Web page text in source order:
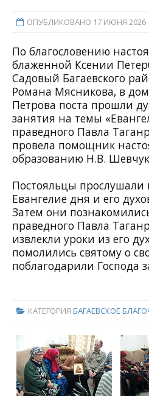
ОПУБЛИКОВАНО 17 ИЮНЯ 2026
По благословению
блаженной Ксении
Садовый Багаевского
Романа Мясникова, в
Петрова поста прошли
занятия на темы
праведного Павла
провела помощник
образованию Н.В.
Постояльцы прослушали
Евангелие дня и его
Затем они
праведного Павла
извлекли уроки из его
помолились святому о
поблагодарили Господа
КАТЕГОРИЯ БАГАЕВСКОЕ